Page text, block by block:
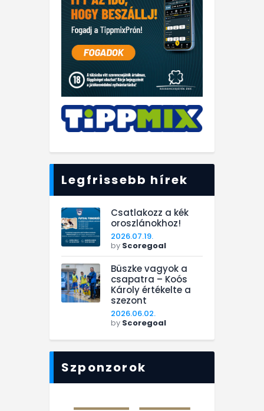
Legfrissebb hírek
Csatlakozz a kék
oroszlánokhoz!
2026.07.19.
by Scoregoal
Büszke vagyok a
csapatra – Koós
Károly értékelte a
szezont
2026.06.02.
by Scoregoal
Szponzorok